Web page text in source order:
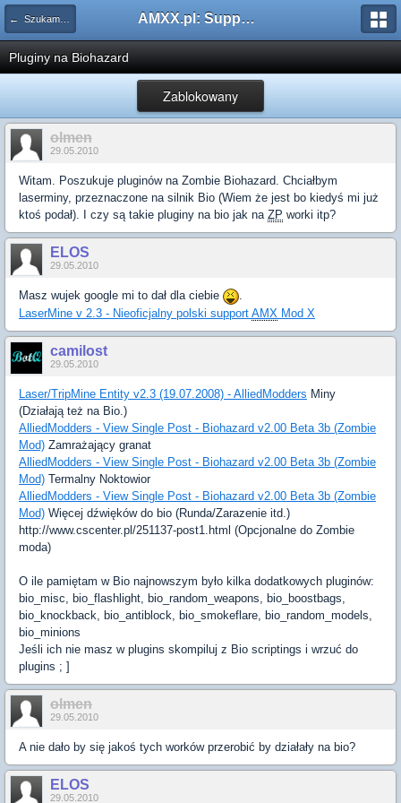
← Szukam pluginu AMXX.pl: Support AMX Mod X i SourceMod
Pluginy na Biohazard
Zablokowany
olmen
29.05.2010
Witam. Poszukuje pluginów na Zombie Biohazard. Chciałbym
laserminy, przeznaczone na silnik Bio (Wiem że jest bo kiedyś mi już
ktoś podał). I czy są takie pluginy na bio jak na ZP worki itp?
ELOS
29.05.2010
Masz wujek google mi to dał dla ciebie
.
LaserMine v 2.3 - Nieoficjalny polski support AMX Mod X
camilost
29.05.2010
Laser/TripMine Entity v2.3 (19.07.2008) - AlliedModders Miny
(Działają też na Bio.)
AlliedModders - View Single Post - Biohazard v2.00 Beta 3b (Zombie
Mod) Zamrażający granat
AlliedModders - View Single Post - Biohazard v2.00 Beta 3b (Zombie
Mod) Termalny Noktowior
AlliedModders - View Single Post - Biohazard v2.00 Beta 3b (Zombie
Mod) Więcej dźwięków do bio (Runda/Zarazenie itd.)
http://www.cscenter.pl/251137-post1.html (Opcjonalne do Zombie
moda)
O ile pamiętam w Bio najnowszym było kilka dodatkowych pluginów:
bio_misc, bio_flashlight, bio_random_weapons, bio_boostbags,
bio_knockback, bio_antiblock, bio_smokeflare, bio_random_models,
bio_minions
Jeśli ich nie masz w plugins skompiluj z Bio scriptings i wrzuć do
plugins ; ]
olmen
29.05.2010
A nie dało by się jakoś tych worków przerobić by działały na bio?
ELOS
29.05.2010